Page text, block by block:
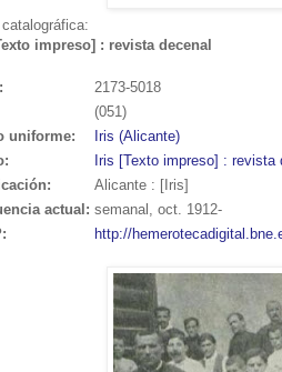
impreso] : revista decenal
2173-5018
(051)
uniforme:
Iris (Alicante)
Iris [Texto impreso] : revista
Alicante : [Iris]
actual: semanal, oct. 1912-
http://